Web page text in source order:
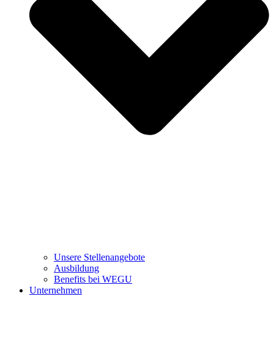
Unsere Stellenangebote
Ausbildung
Benefits bei WEGU
Unternehmen